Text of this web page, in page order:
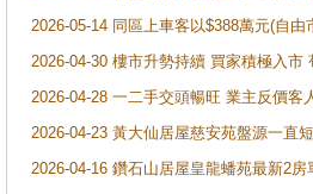
2026-05-14 同區上車客以$388萬元(自
2026-04-30 樓市升勢持續 買家積極入
2026-04-28 一二手交頭暢旺 業主反價
2026-04-23 黃大仙居屋慈安苑盤源一直
2026-04-16 鑽石山居屋皇龍蟠苑最新2